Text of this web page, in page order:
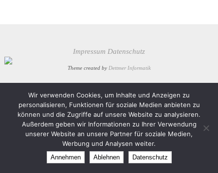
Impressum Datenschutz
Theme created by Dettmer Informatik
Wir verwenden Cookies, um Inhalte und Anzeigen zu
personalisieren, Funktionen für soziale Medien anbieten zu
können und die Zugriffe auf unsere Website zu analysieren.
Außerdem geben wir Informationen zu Ihrer Verwendung
unserer Website an unsere Partner für soziale Medien,
Werbung und Analysen weiter.
Annehmen Ablehnen Datenschutz